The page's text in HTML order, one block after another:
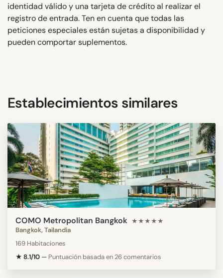
identidad válido y una tarjeta de crédito al realizar el
registro de entrada. Ten en cuenta que todas las
peticiones especiales están sujetas a disponibilidad y
pueden comportar suplementos.
Establecimientos similares
COMO Metropolitan Bangkok ★★★★★
Bangkok, Tailandia
169 Habitaciones
★ 8.1/10 — Puntuación basada en 26 comentarios